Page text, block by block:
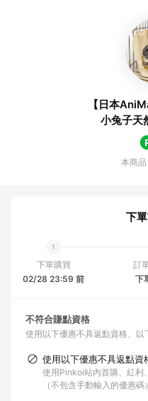
【日本
小兔子天
本商
下
下單購買
02/28 23:59 前
訂
下
不符合賺點資格
使用以下優惠不具返點資格 以
使用以下優惠不具返點資
使用Pinkoi站內首購、紅利
（不包含手動輸入的優惠碼）